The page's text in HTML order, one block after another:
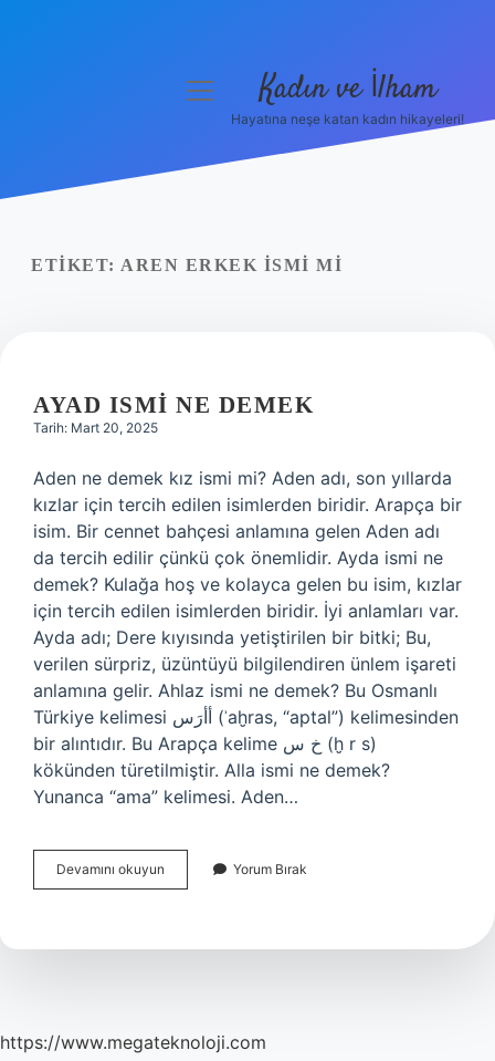
Yasal Uyarı
menüyü
Kadın ve İlham
Hayatına neşe katan kadın hikayeleri!
ETIKET: AREN ERKEK ISMI MI
AYAD ISMI NE DEMEK
Tarih: Mart 20, 2025
Aden ne demek kız ismi mi? Aden adı, son yıllarda
kızlar için tercih edilen isimlerden biridir. Arapça bir
isim. Bir cennet bahçesi anlamına gelen Aden adı
da tercih edilir çünkü çok önemlidir. Ayda ismi ne
demek? Kulağa hoş ve kolayca gelen bu isim, kızlar
için tercih edilen isimlerden biridir. İyi anlamları var.
Ayda adı; Dere kıyısında yetiştirilen bir bitki; Bu,
verilen sürpriz, üzüntüyü bilgilendiren ünlem işareti
anlamına gelir. Ahlaz ismi ne demek? Bu Osmanlı
Türkiye kelimesi أأرَس (ʾaḫras, “aptal”) kelimesinden
bir alıntıdır. Bu Arapça kelime خ س (ḫ r s)
kökünden türetilmiştir. Alla ismi ne demek?
Yunanca “ama” kelimesi. Aden…
Devamını okuyun
Ismi
Yorum Bırak
https://www.megateknoloji.com